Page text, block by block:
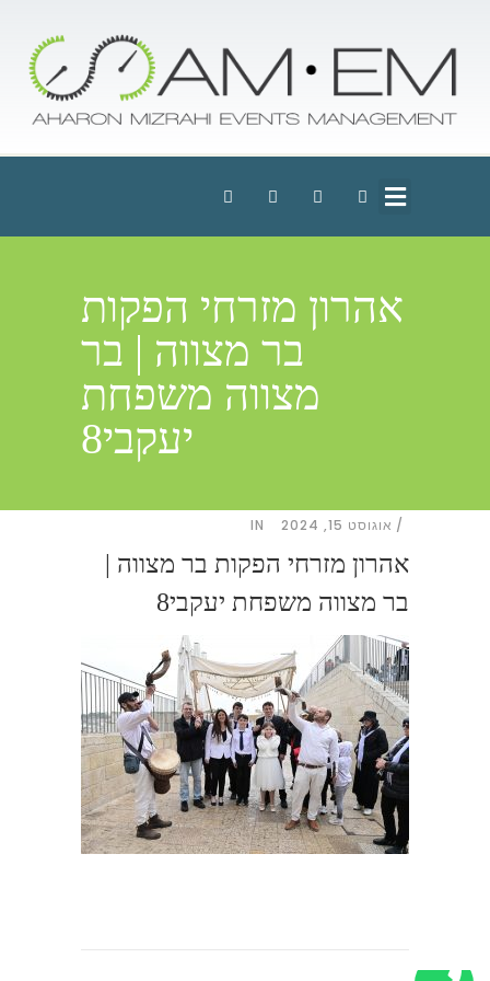
אהרון מזרחי הפקות
בר מצווה | בר
מצווה משפחת
יעקבי8
אוגוסט 15, 2024 IN
אהרון מזרחי הפקות בר מצווה |
בר מצווה משפחת יעקבי8